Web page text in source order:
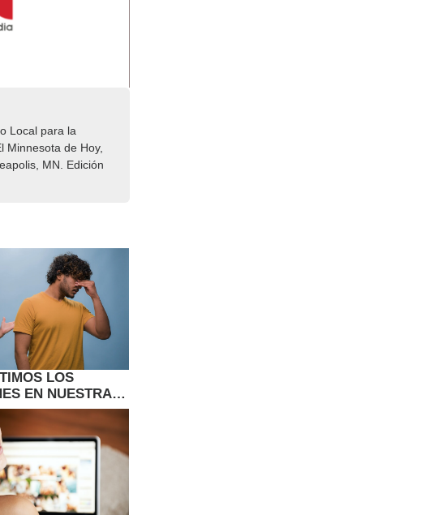
Local​​ para la
Minnesota de Hoy,
MN. Edición
LOS
EN NUESTRAS